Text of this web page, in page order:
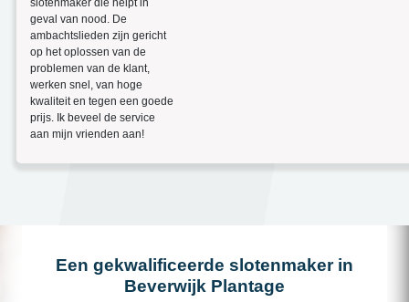
slotenmaker die helpt in
geval van nood. De
ambachtslieden zijn gericht
op het oplossen van de
problemen van de klant,
werken snel, van hoge
kwaliteit en tegen een goede
prijs. Ik beveel de service
aan mijn vrienden aan!
Een gekwalificeerde slotenmaker in
Beverwijk Plantage